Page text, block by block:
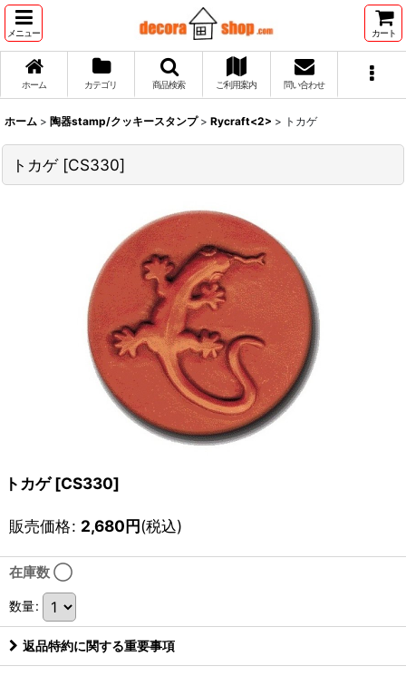
メニュー カート
ホーム カテゴリ 商品検索 ご利用案内 問い合わせ
ホーム > 陶器stamp/クッキースタンプ > Rycraft<2> > トカゲ
トカゲ [CS330]
トカゲ [CS330]
販売価格: 2,680円(税込)
在庫数 ◯
数量:
返品特約に関する重要事項